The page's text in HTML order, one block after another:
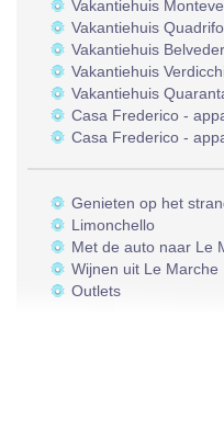
Vakantiehuis
Vakantiehuis
Vakantiehuis
Vakantiehuis
Vakantiehuis
Casa Frederico -
Casa Frederico -
Genieten op het
Limonchello
Met de auto naar Le
Wijnen uit Le Marche
Outlets